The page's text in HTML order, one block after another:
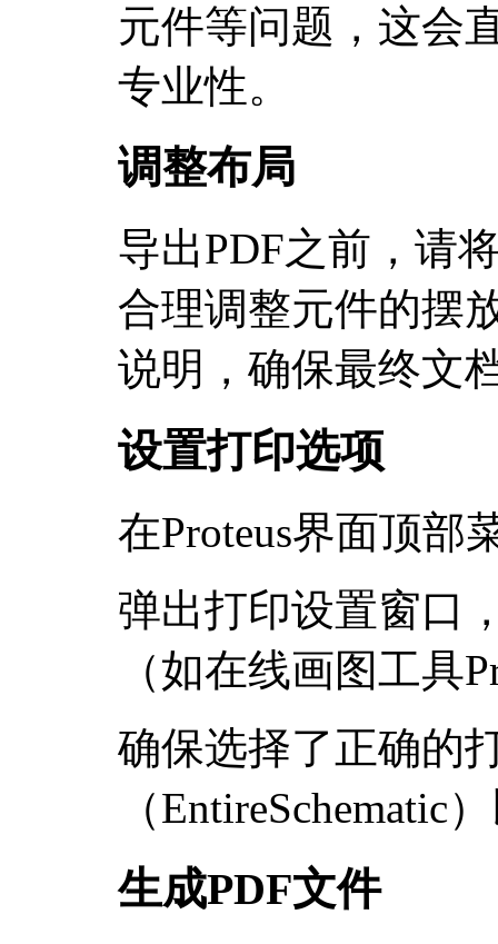
元件等问题，这会
专业性。
调整布局
导出PDF之前，请
合理调整元件的摆
说明，确保最终文
设置打印选项
在Proteus界面顶部
弹出打印设置窗口
（如在线画图工具
确保选择了正确的
（EntireSchematic
生成PDF文件